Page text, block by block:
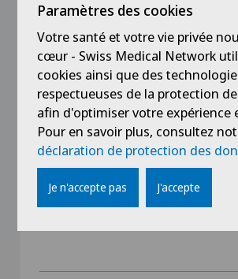
Ärztezentrum Ostermundigen
PD Dr méd Marc Gallay
Spécialisation
Neurochirurgie,
Functional Neurosurgery,
Neuropathic Pain,
Paramètres des cookies
Votre santé et votre vie privée
cœur - Swiss Medical Network
cookies ainsi que des
respectueuses de la protection
afin d'optimiser votre expérience
Pour en savoir plus, consultez
déclaration de protection des
Je n'accepte pas J'accepte